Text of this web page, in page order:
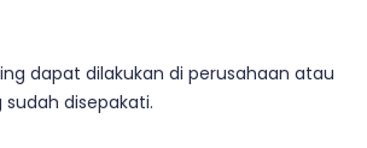
dapat dilakukan di perusahaan atau
sudah disepakati.